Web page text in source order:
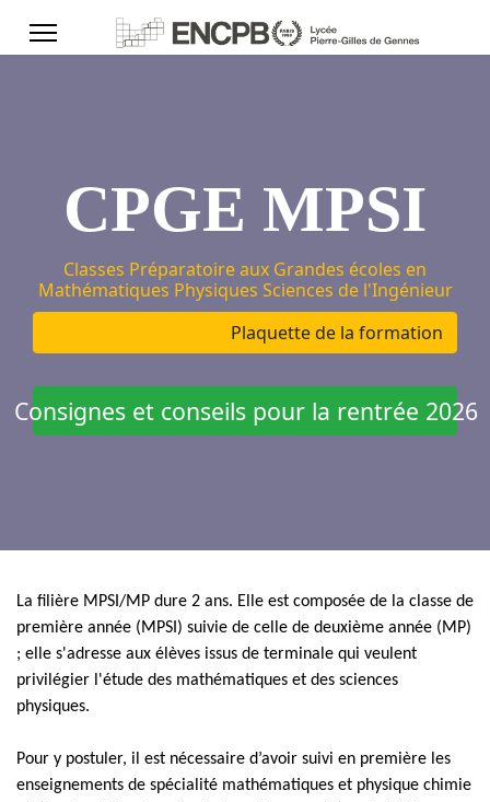
CPGE MPSI
Classes Préparatoire aux Grandes écoles en
Mathématiques Physiques Sciences de l'Ingénieur
Plaquette de la formation
Consignes et conseils pour la rentrée 2026
La filière MPSI/MP dure 2 ans. Elle est composée de la classe de
première année (MPSI) suivie de celle de deuxième année (MP)
; elle s'adresse aux élèves issus de terminale qui veulent
privilégier l'étude des mathématiques et des sciences
physiques.
Pour y postuler, il est nécessaire d’avoir suivi en première les
enseignements de spécialité mathématiques et physique chimie